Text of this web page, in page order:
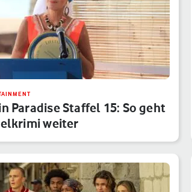
Paradise Staffel 15: So geht
weiter